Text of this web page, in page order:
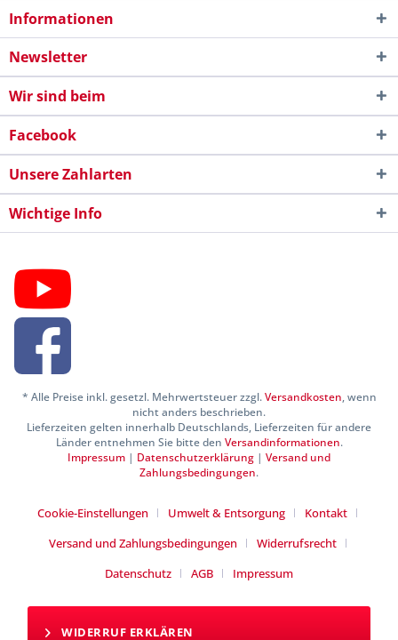
Informationen
Newsletter
Wir sind beim
Facebook
Unsere Zahlarten
Wichtige Info
* Alle Preise inkl. gesetzl. Mehrwertsteuer zzgl.Versandkosten, wenn
nicht anders beschrieben.
Lieferzeiten gelten innerhalb Deutschlands, Lieferzeiten für andere
Länder entnehmen Sie bitte den Versandinformationen.
Impressum | Datenschutzerklärung | Versand und
Zahlungsbedingungen.
Cookie-Einstellungen Umwelt & Entsorgung
Kontakt
Versand und Zahlungsbedingungen
Widerrufsrecht
Datenschutz
AGB Impressum
WIDERRUF ERKLÄREN